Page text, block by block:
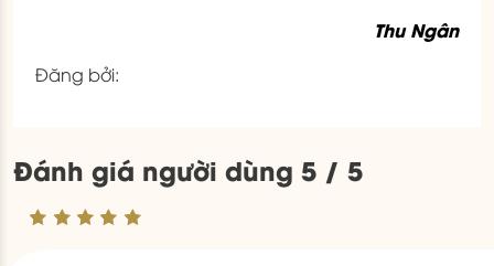
Thu Ngân
Đăng bởi:
Đánh giá người dùng 5 / 5